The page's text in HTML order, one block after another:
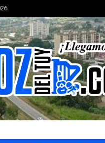
del Tuy